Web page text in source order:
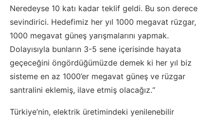
Neredeyse 10 katı kadar teklif geldi. Bu son derece
sevindirici. Hedefimiz her yıl 1000 megavat rüzgar,
1000 megavat güneş yarışmalarını yapmak.
Dolayısıyla bunların 3-5 sene içerisinde hayata
geçeceğini öngördüğümüzde demek ki her yıl biz
sisteme en az 1000’er megavat güneş ve rüzgar
santralini eklemiş, ilave etmiş olacağız.“
Türkiye’nin, elektrik üretimindeki yenilenebilir